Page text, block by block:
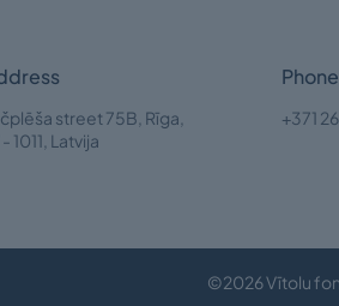
street 75B, Rīga,
- 1011, Latvija
Phone
+371
©2026 Vītolu